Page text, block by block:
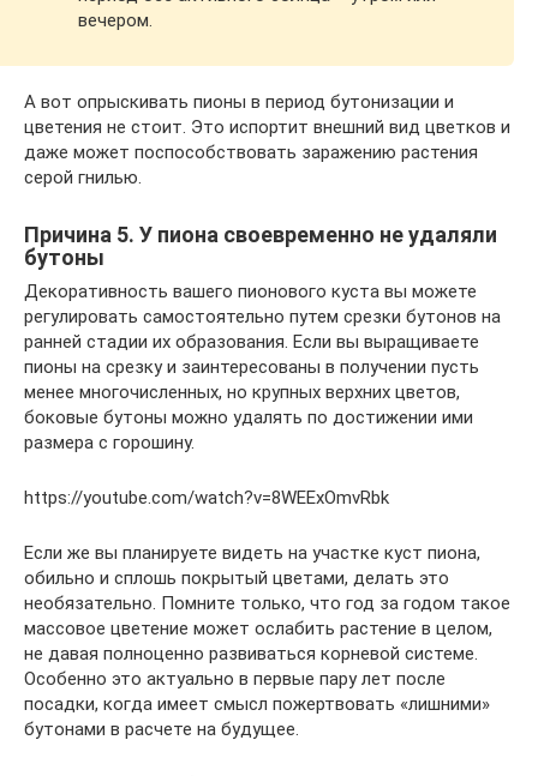
вечером.
А вот опрыскивать пионы в период бутонизации и
цветения не стоит. Это испортит внешний вид цветков и
даже может поспособствовать заражению растения
серой гнилью.
Причина 5. У пиона своевременно не удаляли
бутоны
Декоративность вашего пионового куста вы можете
регулировать самостоятельно путем срезки бутонов на
ранней стадии их образования. Если вы выращиваете
пионы на срезку и заинтересованы в получении пусть
менее многочисленных, но крупных верхних цветов,
боковые бутоны можно удалять по достижении ими
размера с горошину.
https://youtube.com/watch?v=8WEExOmvRbk
Если же вы планируете видеть на участке куст пиона,
обильно и сплошь покрытый цветами, делать это
необязательно. Помните только, что год за годом такое
массовое цветение может ослабить растение в целом,
не давая полноценно развиваться корневой системе.
Особенно это актуально в первые пару лет после
посадки, когда имеет смысл пожертвовать «лишними»
бутонами в расчете на будущее.